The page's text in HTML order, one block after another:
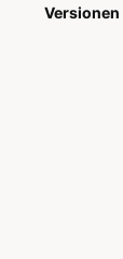
Versionen